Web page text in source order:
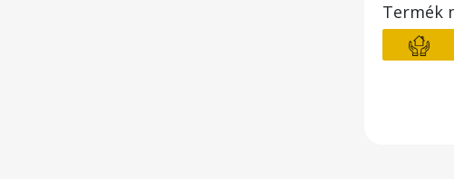
Termék